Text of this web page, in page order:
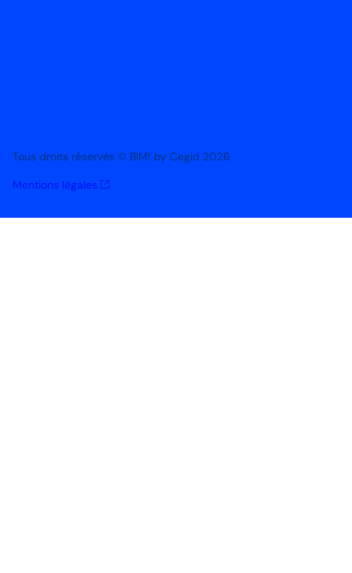
Tous droits réservés © BIM! by Cegid 2026
Mentions légales